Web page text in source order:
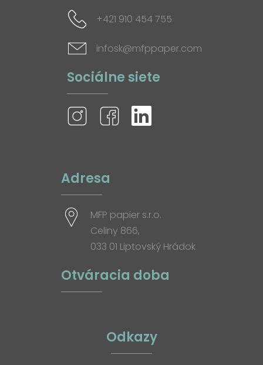
+421 910 454 755
infosk@mfppaper.com
Sociálne siete
Adresa
MFP papier s.r.o.
Celiny 866,
033 01 Liptovský Hrádok
Otváracia doba
Odkazy